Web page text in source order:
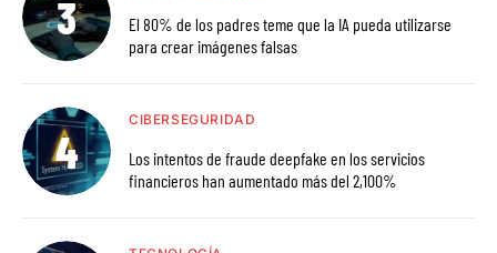
El 80% de los padres teme que la IA pueda utilizarse
para crear imágenes falsas
CIBERSEGURIDAD
Los intentos de fraude deepfake en los servicios
financieros han aumentado más del 2,100%